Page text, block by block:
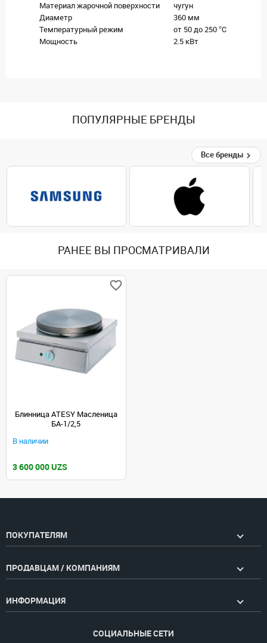
Материал жарочной поверхности
чугун
Диаметр
360 мм
Температурный режим
от 50 до 250 °C
Мощность
2.5 кВт
ПОПУЛЯРНЫЕ БРЕНДЫ
Все бренды
РАНЕЕ ВЫ ПРОСМАТРИВАЛИ
Блинница ATESY Масленица
БА-1/2,5
В наличии
3 600 000 UZS
ПОКУПАТЕЛЯМ
ПРОДАВЦАМ / КОМПАНИЯМ
ИНФОРМАЦИЯ
СОЦИАЛЬНЫЕ СЕТИ